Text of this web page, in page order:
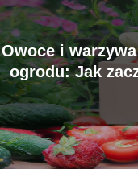
Owoce i warzywa
ogrodu: Jak